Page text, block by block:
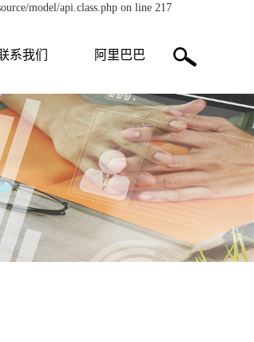
model/api.class.php on line 217
系我们 阿里巴巴